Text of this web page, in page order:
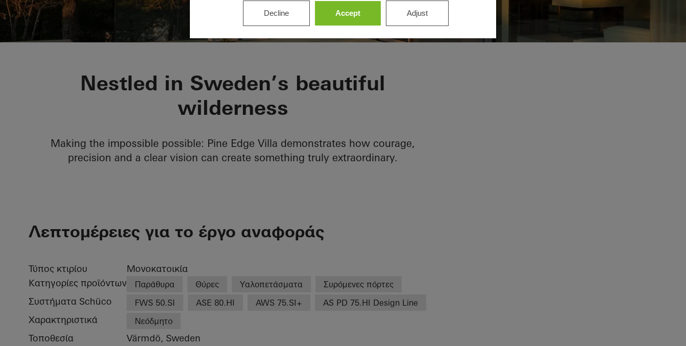
Pine Edge Villa
Nestled in Sweden’s beautiful
wilderness
Making the impossible possible: Pine Edge Villa demonstrates how courage,
precision and a clear vision can create something truly extraordinary.
Λεπτομέρειες για το έργο αναφοράς
Τύπος κτιρίου
Μονοκατοικία
Κατηγορίες προϊόντων
Παράθυρα Θύρες Υαλοπετάσματα Συρόμενες πόρτες
Συστήματα Schüco FWS 50.SI ASE 80.HI AWS 75.SI+ AS PD 75.HI Design Line
Χαρακτηριστικά Νεόδμητο
Τοποθεσία
Värmdö, Sweden
Decline Accept Adjust